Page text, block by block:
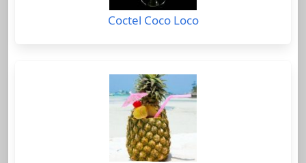
Coctel Coco Loco